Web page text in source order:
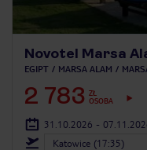
Novotel Marsa
EGIPT MARSA ALAM
2 783 ZŁ
OSOBA
31.10.2026 -
Katowice (17:35)